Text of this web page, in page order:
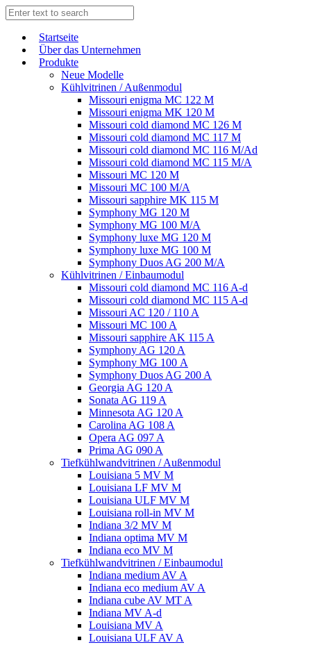
Start­sei­te
Über das Unternehmen
Produkte
Neue Modelle
Kühlvitrinen / Außenmodul
Missouri enigma MC 122 M
Missouri enigma MK 120 M
Missouri cold diamond MC 126 M
Missouri cold diamond MC 117 M
Missouri cold diamond MC 116 M/Ad
Missouri cold diamond MC 115 M/A
Missouri MC 120 M
Missouri MC 100 M/A
Missouri sapphire MK 115 M
Symphony MG 120 M
Symphony MG 100 M/А
Symphony luxe MG 120 M
Symphony luxe MG 100 M
Symphony Duos AG 200 M/A
Kühlvitrinen / Einbaumodul
Missouri cold diamond MC 116 A-d
Missouri cold diamond MC 115 A-d
Missouri AC 120 / 110 A
Missouri MC 100 A
Missouri sapphire AK 115 A
Symphony AG 120 A
Symphony MG 100 А
Symphony Duos AG 200 A
Georgia AG 120 A
Sonata AG 119 A
Minnesota AG 120 A
Carolina AG 108 A
Opera AG 097 A
Prima AG 090 A
Tiefkühlwandvitrinen / Außenmodul
Louisiana 5 MV M
Louisiana LF MV M
Louisiana ULF MV M
Louisiana roll-in MV M
Indiana 3/2 MV M
Indiana optima MV M
Indiana eco MV M
Tiefkühlwandvitrinen / Einbaumodul
Indiana medium AV A
Indiana eco medium AV A
Indiana cube AV MT A
Indiana MV A-d
Louisiana MV A
Louisiana ULF AV A